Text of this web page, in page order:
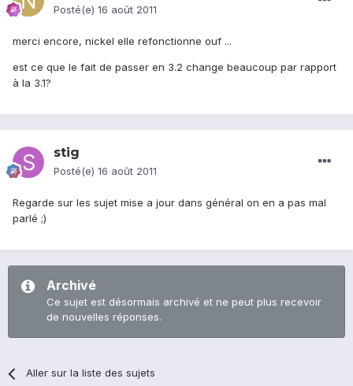
Posté(e) 16 août 2011
merci encore, nickel elle refonctionne ouf ...
est ce que le fait de passer en 3.2 change beaucoup par rapport
à la 3.1?
stig
Posté(e) 16 août 2011
Regarde sur les sujet mise a jour dans général on en a pas mal
parlé ;)
Archivé
Ce sujet est désormais archivé et ne peut plus recevoir
de nouvelles réponses.
Aller sur la liste des sujets